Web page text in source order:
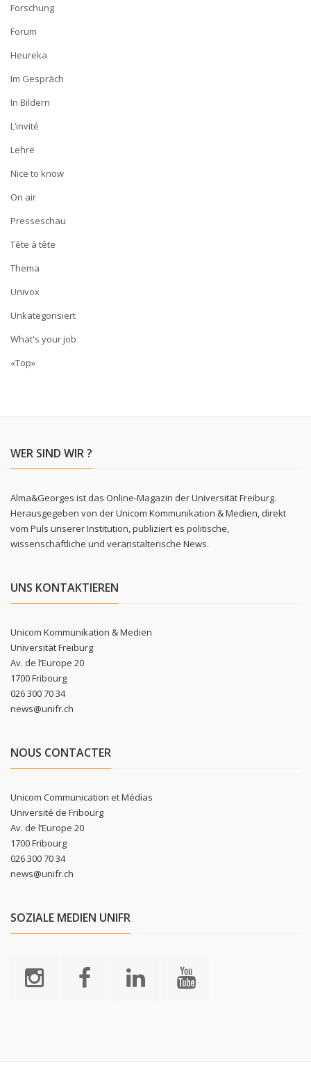
Forschung
Forum
Heureka
Im Gespräch
In Bildern
L’invité
Lehre
Nice to know
On air
Presseschau
Tête à tête
Thema
Univox
Unkategorisiert
What's your job
«Top»
WER SIND WIR ?
Alma&Georges ist das Online-Magazin der Universität Freiburg.
Herausgegeben von der Unicom Kommunikation & Medien, direkt
vom Puls unserer Institution, publiziert es politische,
wissenschaftliche und veranstalterische News.
UNS KONTAKTIEREN
Unicom Kommunikation & Medien
Universität Freiburg
Av. de l’Europe 20
1700 Fribourg
026 300 70 34
news@unifr.ch
NOUS CONTACTER
Unicom Communication et Médias
Université de Fribourg
Av. de l’Europe 20
1700 Fribourg
026 300 70 34
news@unifr.ch
SOZIALE MEDIEN UNIFR